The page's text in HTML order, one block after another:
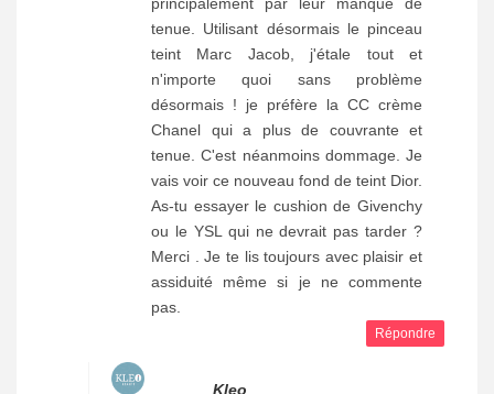
principalement par leur manque de
tenue. Utilisant désormais le pinceau
teint Marc Jacob, j'étale tout et
n'importe quoi sans problème
désormais ! je préfère la CC crème
Chanel qui a plus de couvrante et
tenue. C'est néanmoins dommage. Je
vais voir ce nouveau fond de teint Dior.
As-tu essayer le cushion de Givenchy
ou le YSL qui ne devrait pas tarder ?
Merci . Je te lis toujours avec plaisir et
assiduité même si je ne commente
pas.
Répondre
Kleo